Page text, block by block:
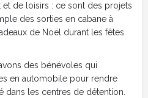
de loisirs : ce sont des projets
des sorties en cabane à
de Noël durant les fêtes
des bénévoles qui
en automobile pour rendre
dans les centres de détention.